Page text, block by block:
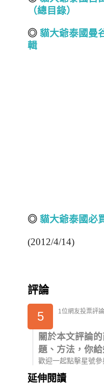
（總目錄）
◎ 貓大爺泰國曼
輯
◎ 貓大爺泰國必
(2012/4/14)
評論
5 1位網友投票評論
關於本文評論
題、方法，你給
歡迎一起點擊星號參
延伸閱讀